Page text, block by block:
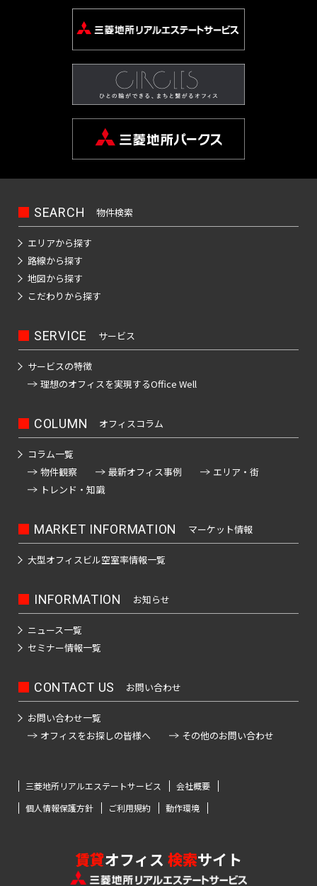
SEARCH 物件検索
エリアから探す
路線から探す
地図から探す
こだわりから探す
SERVICE サービス
サービスの特徴
理想のオフィスを実現するOffice Well
COLUMN オフィスコラム
コラム一覧
物件観察
最新オフィス事例
エリア・街
トレンド・知識
MARKET INFORMATION マーケット情報
大型オフィスビル空室率情報一覧
INFORMATION お知らせ
ニュース一覧
セミナー情報一覧
CONTACT US お問い合わせ
お問い合わせ一覧
オフィスをお探しの皆様へ
その他のお問い合わせ
三菱地所リアルエステートサービス
会社概要
個人情報保護方針
ご利用規約 動作環境
賃貸オフィス 検索サイト